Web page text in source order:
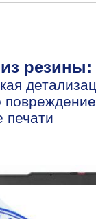
резины:
печати